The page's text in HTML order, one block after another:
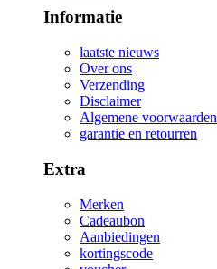
Informatie
laatste nieuws
Over ons
Verzending
Disclaimer
Algemene voorwaarden
garantie en retourren
Extra
Merken
Cadeaubon
Aanbiedingen
kortingscode